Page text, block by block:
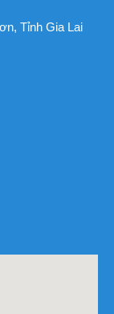
Tỉnh Gia Lai